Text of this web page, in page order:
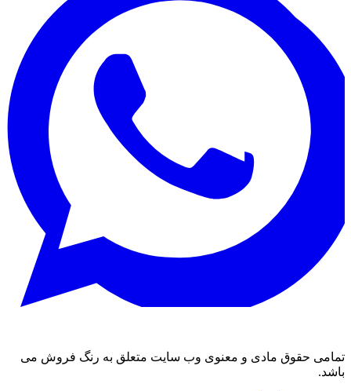
تمامی حقوق مادی و معنوی وب سایت متعلق به رنگ فروش می
باشد.